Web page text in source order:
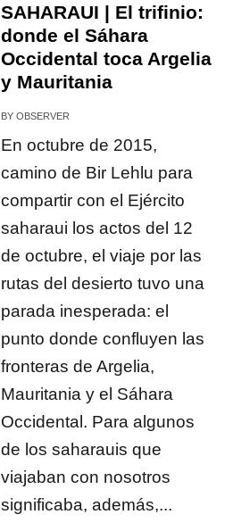
SAHARAUI | El trifinio:
donde el Sáhara
Occidental toca Argelia
y Mauritania
BYOBSERVER
En octubre de 2015,
camino de Bir Lehlu para
compartir con el Ejército
saharaui los actos del 12
de octubre, el viaje por las
rutas del desierto tuvo una
parada inesperada: el
punto donde confluyen las
fronteras de Argelia,
Mauritania y el Sáhara
Occidental. Para algunos
de los saharauis que
viajaban con nosotros
significaba, además,...